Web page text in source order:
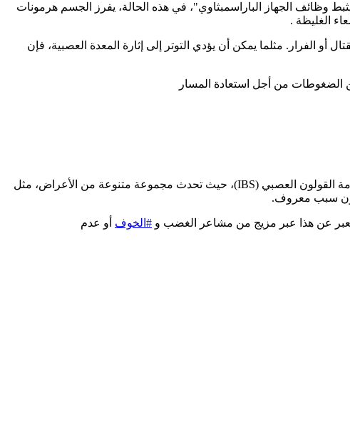
وظائف الجهاز الباراسمبثاوي"، في هذه الحالة، يفرز الجسم هرمونات
الغليظة .
أو الفرار. مثلما يمكن أن يؤدي التوتر إلى إثارة المعدة العصبية، فإن
من أجل استعادة المسار
يمكن أن يزيد التوتر من تكرار أو شدة الأعراض في "اضطرابات التفاعل بين الأمعاء والدماغ " أو DGBIs. وتشمل هذه حالات مثل متلازمة القولون العصبي (IBS)، حيث تحدث مجموعة متنوعة من الأعراض، مثل
دون سبب معروف.
يعبر عن هذا عبر مزيج من مشاعر الغضب و #الخوف أو عدم